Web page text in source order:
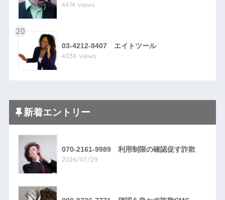
4474 views
20
03-4212-8407 エイトツール
4038 views
新着エントリー
070-2161-9989 利用制限の確認促す詐欺
2026/07/29